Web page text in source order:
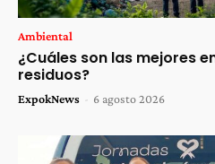
Ambiental
¿Cuáles son las mejores
residuos?
ExpokNews - 6 agosto 2026